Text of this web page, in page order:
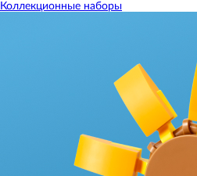
Коллекционные наборы